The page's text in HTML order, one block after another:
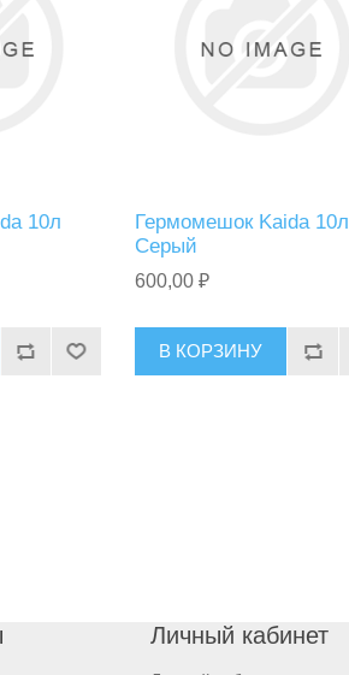
10л
Гермомешок Kaida 10л
Серый
600,00 ₽
В КОРЗИНУ
Личный кабинет